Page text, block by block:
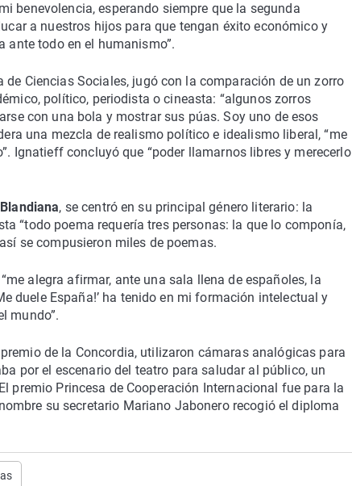
benevolencia, esperando siempre que la segunda
a nuestros hijos para que tengan éxito económico y
ante todo en el humanismo”.
de Ciencias Sociales, jugó con la comparación de un zorro
político, periodista o cineasta: “algunos zorros
con una bola y mostrar sus púas. Soy uno de esos
una mezcla de realismo político e idealismo liberal, “me
Ignatieff concluyó que “poder llamarnos libres y merecerlo
, se centró en su principal género literario: la
“todo poema requería tres personas: la que lo componía,
se compusieron miles de poemas.
alegra afirmar, ante una sala llena de españoles, la
duele España!’ ha tenido en mi formación intelectual y
mundo”.
premio de la Concordia, utilizaron cámaras analógicas para
por el escenario del teatro para saludar al público, un
premio Princesa de Cooperación Internacional fue para la
su secretario Mariano Jabonero recogió el diploma